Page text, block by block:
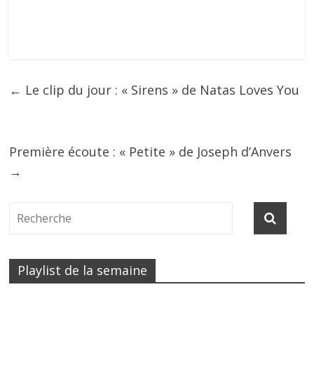
← Le clip du jour : « Sirens » de Natas Loves You
Première écoute : « Petite » de Joseph d’Anvers
→
Playlist de la semaine